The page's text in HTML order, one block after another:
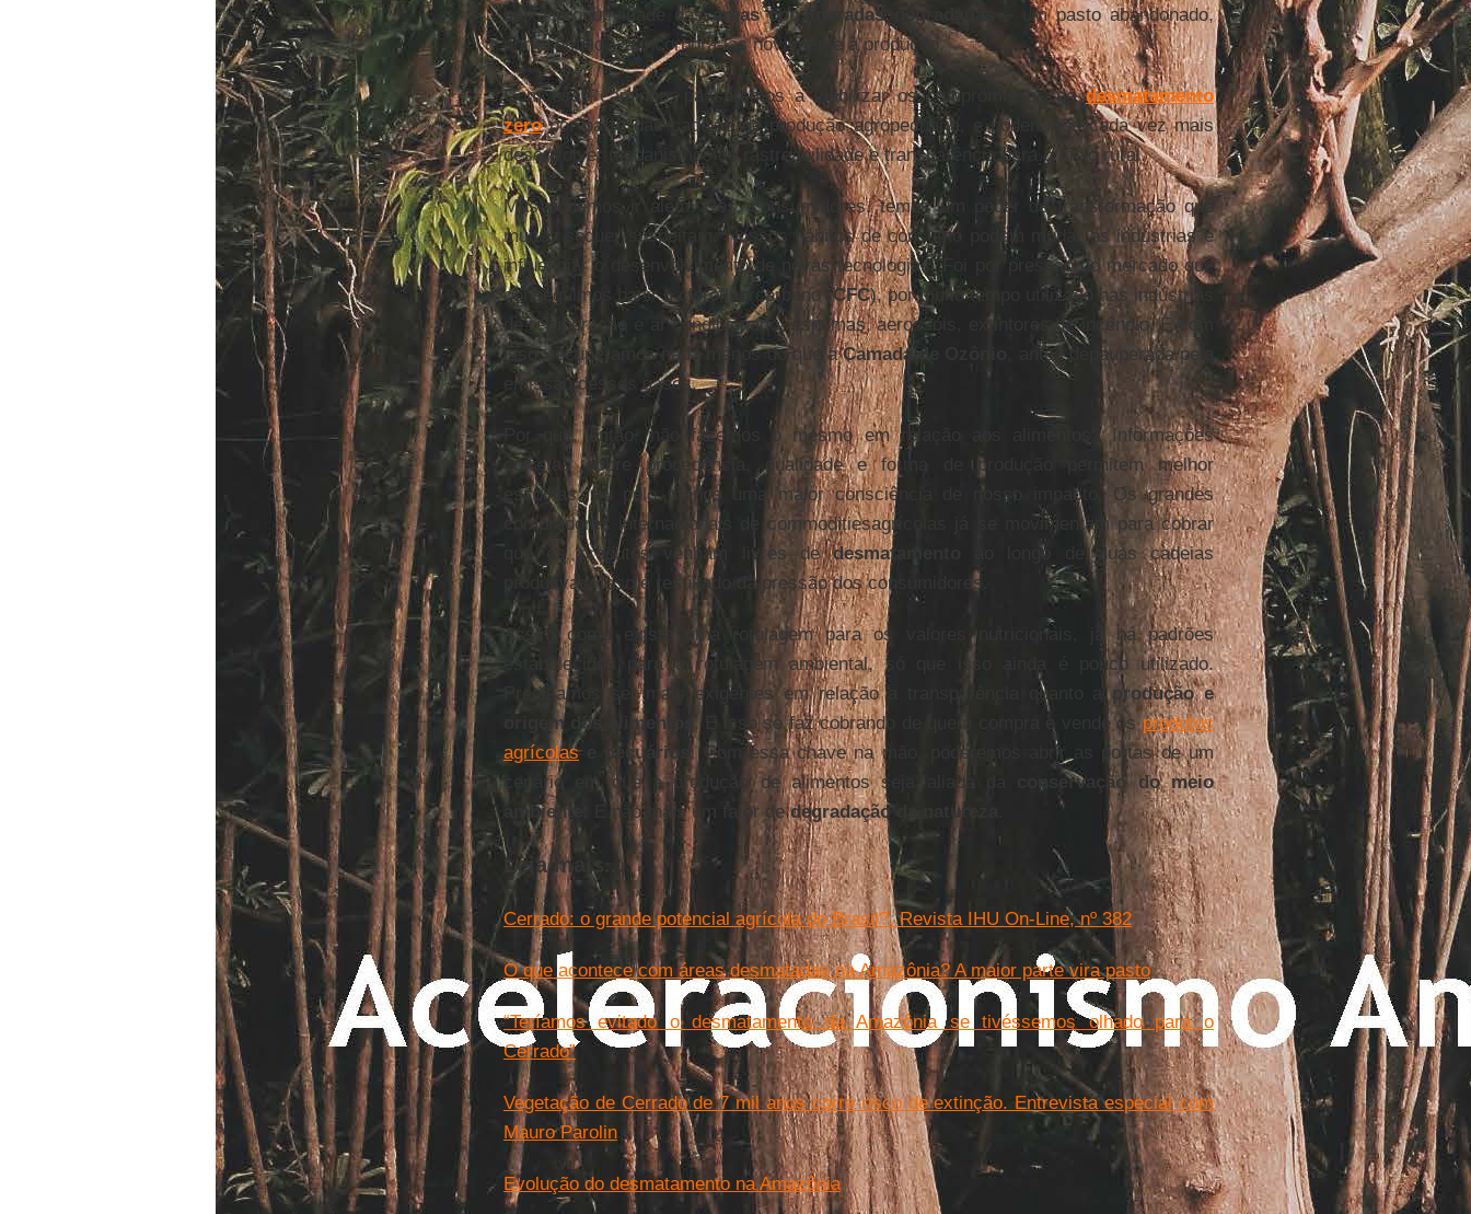
baixa produtividade dasáreas consideradas degradadas
– um pasto abandonado,
por exemplo – e incorporá-las novamente à produção.
Com esse caminho, passaremos a viabilizar os compromissos dedesmatamento
zeropor parte das cadeias de produção agropecuária, e poderemos cada vez mais
desenvolver mecanismos de rastreabilidade e transparência para o meio rural.
Mas podemos ir além. Nós, consumidores, temos um poder de transformação que
muitos sequer suspeitam. Nossos hábitos de consumo podem mudar as indústrias e
influenciar o desenvolvimento de novas tecnologias. Foi por pressão do mercado que
conseguimos banir o clorofluorcarbono (CFC), por muito tempo utilizado nas indústrias
de refrigeração e ar condicionado, espumas, aerossóis, extintores de incêndio. E com
isso, recuperamos nada menos do que aCamada de Ozônio
, antes depauperada pela
emissão desses gases.
Por que, então, não fazemos o mesmo em relação aos alimentos? Informações
corretas sobre procedência, qualidade e forma de produção permitem melhor
escolhas, ou pelo menos uma maior consciência de nosso impacto. Os grandes
compradores internacionais de commoditiesagrícolas já se movimentam para cobrar
que os produtos venham livres dedesmatamento
ao longo de suas cadeias
produtivas. Isso é resultado da pressão dos consumidores.
Assim como existe uma rotulagem para os valores nutricionais, já há padrões
estabelecidos para a rotulagem ambiental, só que isso ainda é pouco utilizado.
Precisamos ser mais exigentes em relação a transparência quanto aprodução e
origem dos alimentos
. E isso se faz cobrando de quem compra e vende osprodutos
agrícolase pecuários . Com essa chave na mão, poderemos abrir as portas de um
cenário em que a produção de alimentos seja aliada da
conservação do meio
ambiente
. E não mais um fator dedegradação da natureza
Leia mais...
Cerrado: o grande potencial agrícola do Brasil?. Revista IHU On-Line, nº 382
O que acontece com áreas desmatadas na Amazônia? A maior parte vira pasto
“Teríamos evitado o desmatamento da Amazônia se tivéssemos olhado para o
Cerrado”
Vegetação de Cerrado de 7 mil anos corre risco de extinção. Entrevista especial com
Mauro Parolin
Evolução do desmatamento na Amazônia